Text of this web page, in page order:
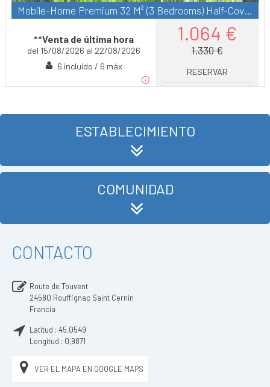
Mobile-Home Premium 32 M² (3 Bedrooms) Half-Covered Terrace 15M² + Tv + A/C
**Venta de última hora
del 15/08/2026 al 22/08/2026
6 incluido / 6 máx
1.064 €
1.330 €
RESERVAR
ESTABLECIMIENTO
COMUNIDAD
CONTACTO
Route de Touvent
24580 Rouffignac Saint Cernin
Francia
Latitud : 45,0549
Longitud : 0,9871
VER EL MAPA EN GOOGLE MAPS